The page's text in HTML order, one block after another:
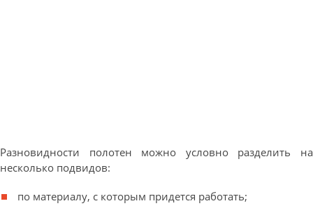
Разновидности полотен можно условно разделить на
несколько подвидов:
по материалу, с которым придется работать;